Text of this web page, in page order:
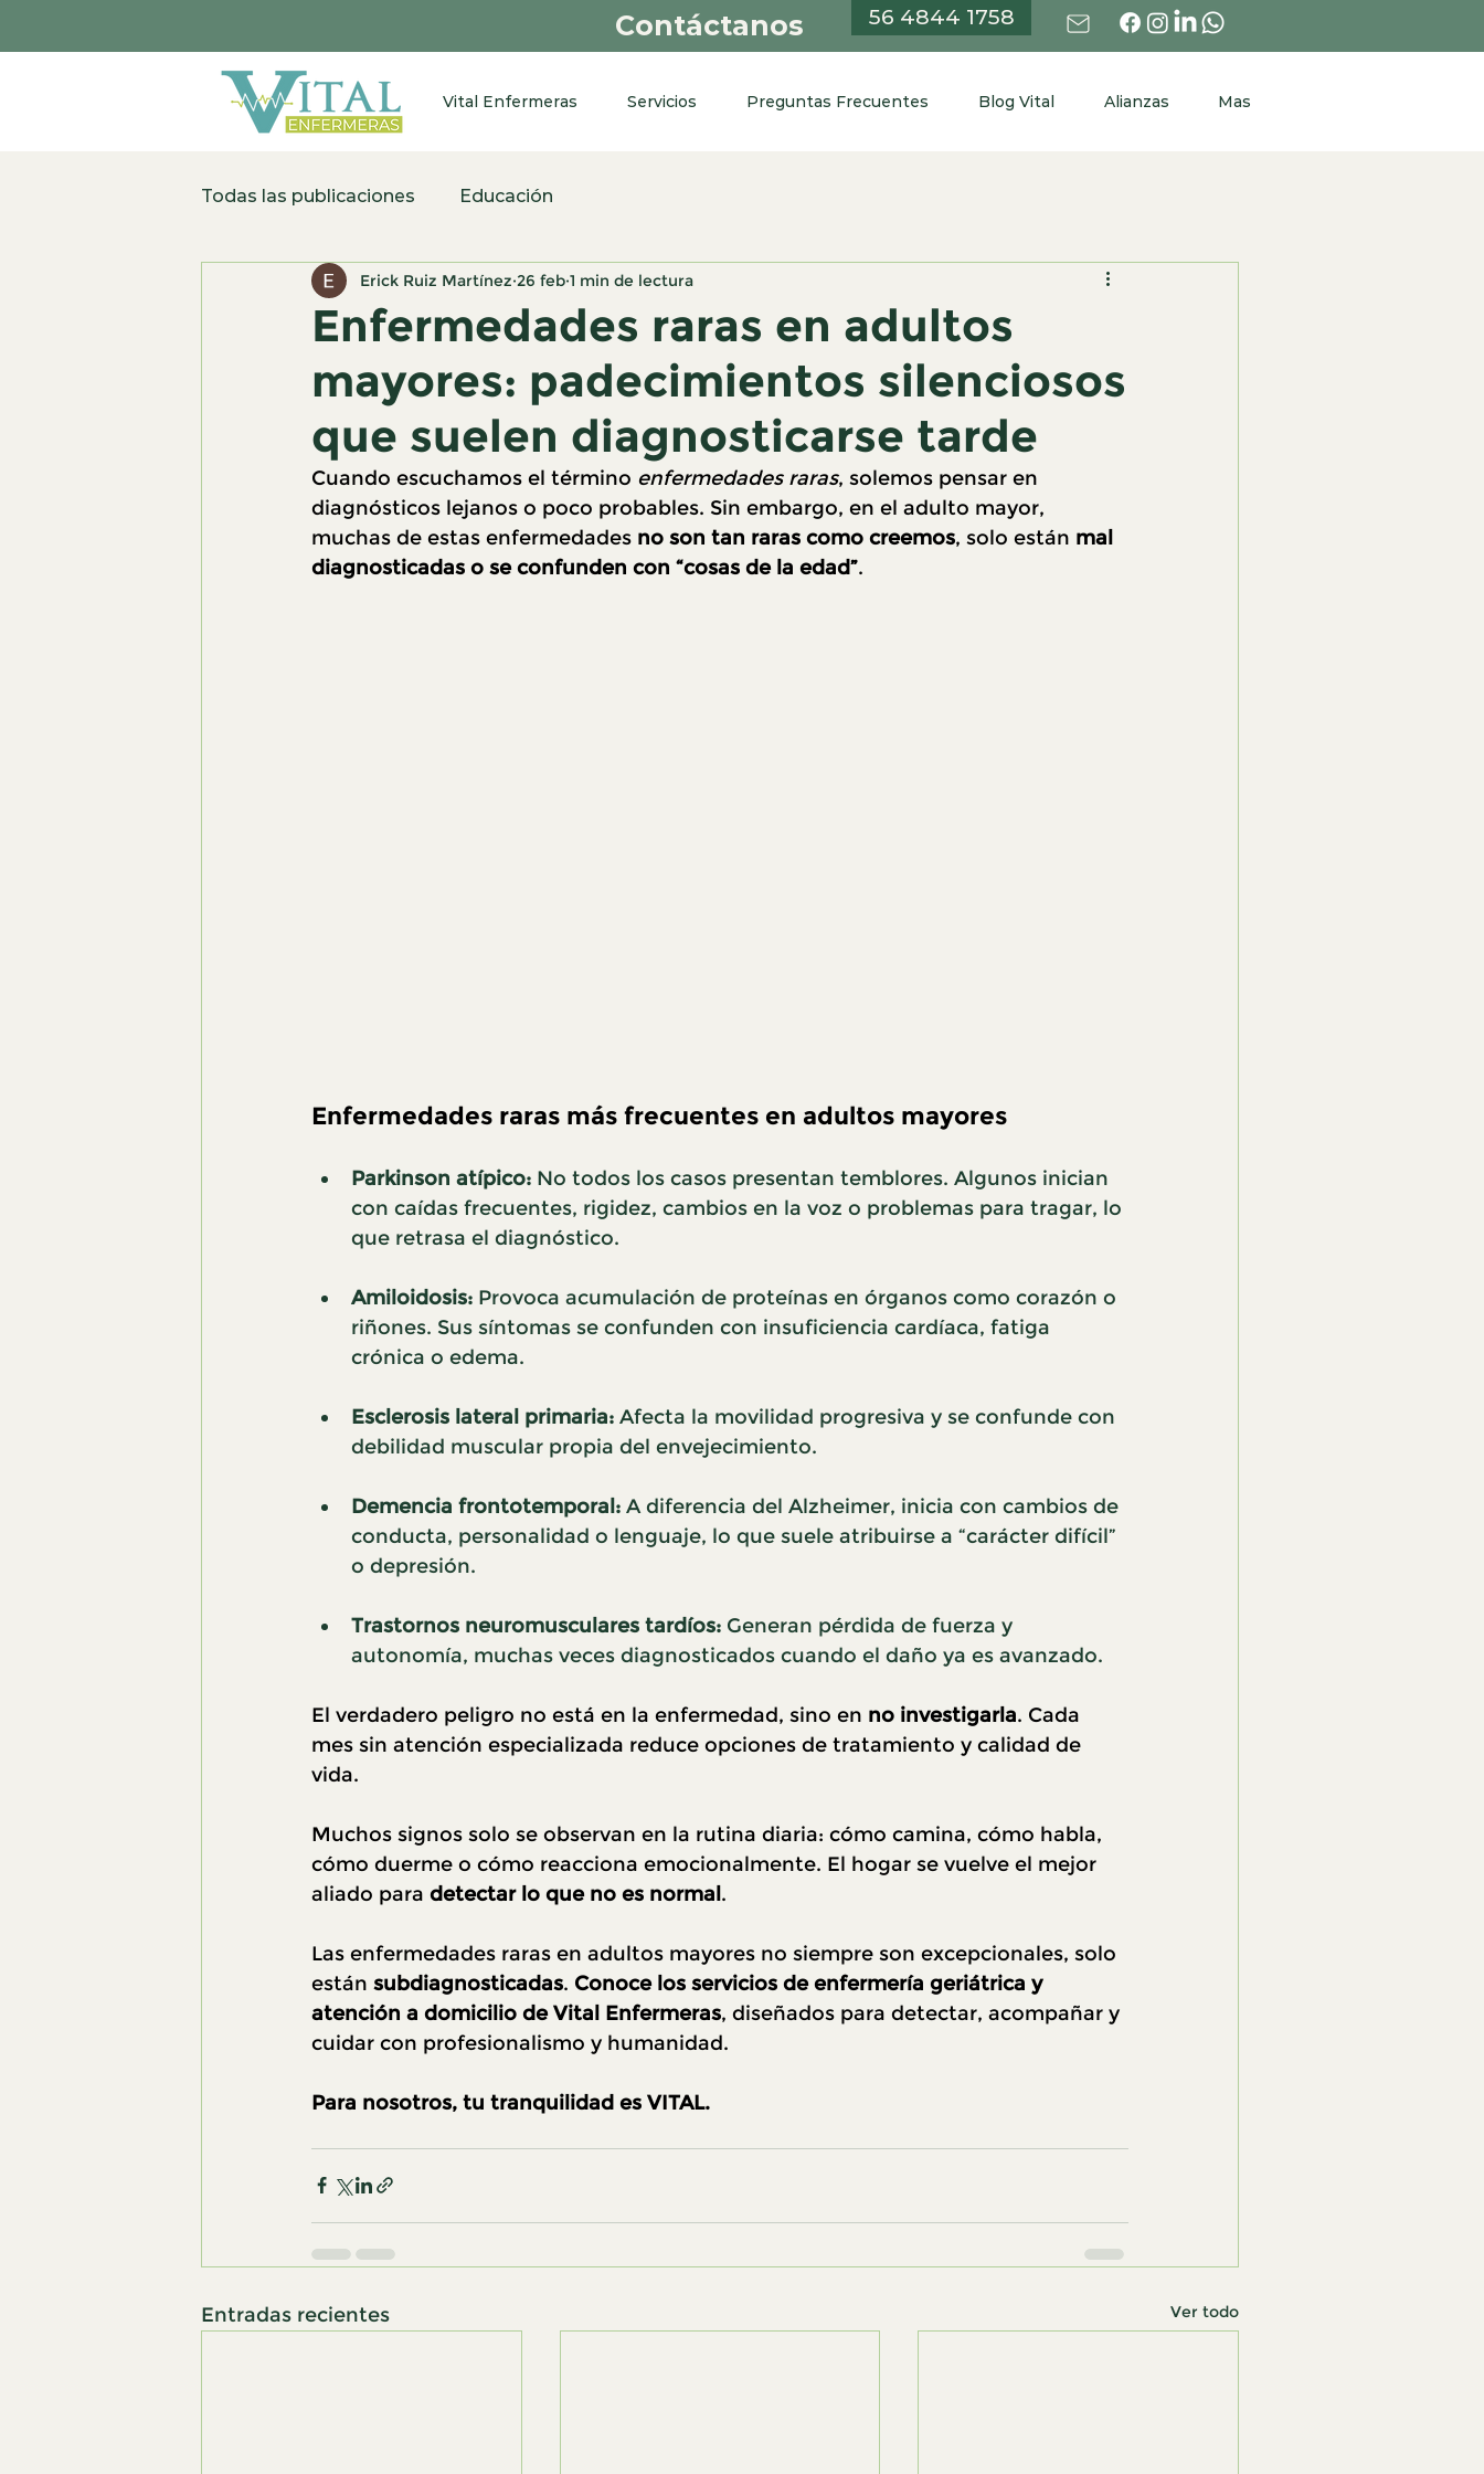
Contáctanos 56 4844 1758
Vital Enfermeras Servicios Preguntas Frecuentes Blog Vital Alianzas Mas
Todas las publicaciones Educación
Enfermedades raras en adultos
mayores: padecimientos silenciosos
que suelen diagnosticarse tarde
Erick Ruiz Martínez 26 feb 1 min de lectura
Cuando escuchamos el término enfermedades raras, solemos pensar en
diagnósticos lejanos o poco probables. Sin embargo, en el adulto mayor,
muchas de estas enfermedades no son tan raras como creemos, solo están mal
diagnosticadas o se confunden con “cosas de la edad”.
Enfermedades raras más frecuentes en adultos mayores
Parkinson atípico: No todos los casos presentan temblores. Algunos inician
con caídas frecuentes, rigidez, cambios en la voz o problemas para tragar, lo
que retrasa el diagnóstico.
Amiloidosis: Provoca acumulación de proteínas en órganos como corazón o
riñones. Sus síntomas se confunden con insuficiencia cardíaca, fatiga
crónica o edema.
Esclerosis lateral primaria: Afecta la movilidad progresiva y se confunde con
debilidad muscular propia del envejecimiento.
Demencia frontotemporal: A diferencia del Alzheimer, inicia con cambios de
conducta, personalidad o lenguaje, lo que suele atribuirse a “carácter difícil”
o depresión.
Trastornos neuromusculares tardíos: Generan pérdida de fuerza y
autonomía, muchas veces diagnosticados cuando el daño ya es avanzado.
El verdadero peligro no está en la enfermedad, sino en no investigarla. Cada
mes sin atención especializada reduce opciones de tratamiento y calidad de
vida.
Muchos signos solo se observan en la rutina diaria: cómo camina, cómo habla,
cómo duerme o cómo reacciona emocionalmente. El hogar se vuelve el mejor
aliado para detectar lo que no es normal .
Las enfermedades raras en adultos mayores no siempre son excepcionales, solo
están subdiagnosticadas. Conoce los servicios de enfermería geriátrica y
atención a domicilio de Vital Enfermeras, diseñados para detectar, acompañar y
cuidar con profesionalismo y humanidad.
Para nosotros, tu tranquilidad es VITAL.
Entradas recientes Ver todo